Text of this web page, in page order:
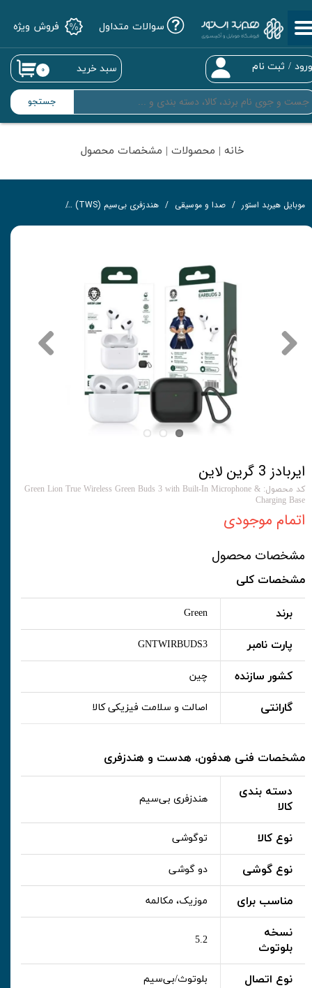
جستجو
/ ثبت نام
حساب کاربری من
تغییر گذر واژه
سفارشات
خروج از حساب کاربری
۰ سبد خرید
سوالات متداول فروش ویژه
خانه | محصولات | مشخصات محصول
موبایل هیربد استور صدا و موسیقی هندزفری بی‌سیم (TWS)
ایربادز 3 گرین لاین
کد محصول: Green Lion True Wireless Green Buds 3 with Built-In Microphone &
Charging Base
اتمام موجودی
مشخصات محصول
مشخصات کلی
برند Green
پارت نامبر GNTWIRBUDS3
کشور سازنده چین
گارانتی اصالت و سلامت فیزیکی کالا
مشخصات فنی هدفون، هدست و هندزفری
دسته بندی
کالا
هندزفری بی‌سیم
نوع کالا توگوشی
نوع گوشی دو گوشی
مناسب برای موزیک، مکالمه
نسخه
بلوتوث
5.2
نوع اتصال بلوتوث/بی‌سیم